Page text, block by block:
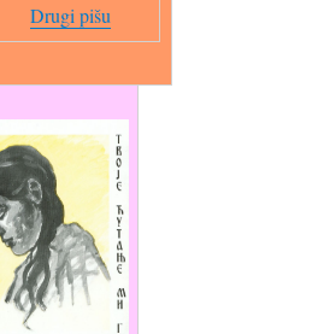
Drugi pišu